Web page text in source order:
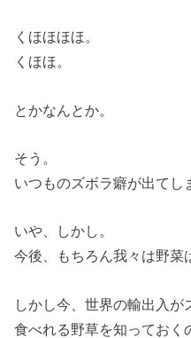
くほほほほ。
くほほ。
とかなんとか。
そう。
いつものズボラ癖が出てし
いや、しかし。
今後、もちろん我々は野菜
しかし今、世界の輸出入が
食べれる野草を知っておく